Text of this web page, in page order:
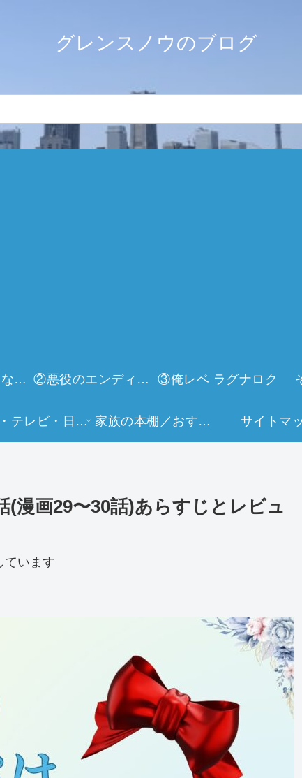
グレンスノウのブログ
①今世は当主になります ②悪役のエンディングは死のみ ③俺レベ ラグナロク
映画・テレビ・日常生活 家族の本棚／おすすめミュージアム サイトマ
漫画29〜30話)あらすじとレビュ
います